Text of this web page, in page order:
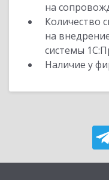
на
Количество
на
системы
Наличие у